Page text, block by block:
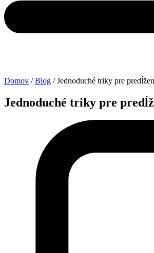
Domov /Blog /Jednoduché triky pre
Jednoduché triky pre